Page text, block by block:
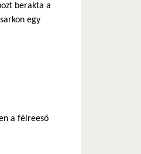
berakta a
egy
a félreeső